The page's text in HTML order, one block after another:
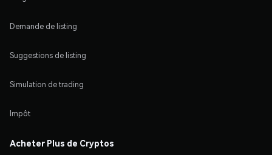
Demande de listing
Suggestions de listing
Simulation de trading
Impôt
Acheter Plus de Cryptos